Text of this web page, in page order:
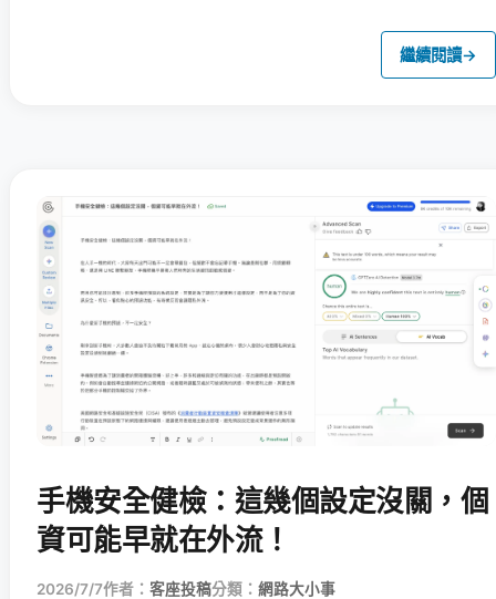
繼續閱讀→
手機安全健檢：這幾個設定沒關，個
資可能早就在外流！
2026/7/7作者： 客座投稿分類： 網路大小事